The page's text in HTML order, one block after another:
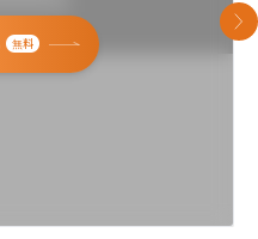
無料
次